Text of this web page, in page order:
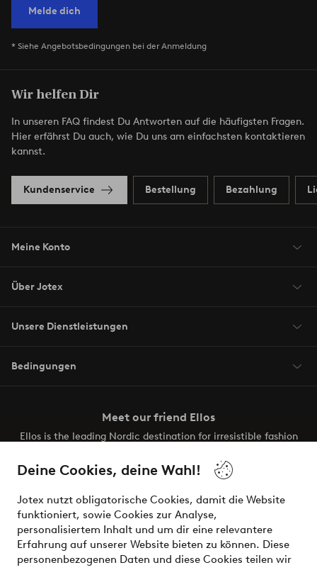
Deine Cookies, deine Wahl!
Jotex nutzt obligatorische Cookies, damit die Website
funktioniert, sowie Cookies zur Analyse,
personalisiertem Inhalt und um dir eine relevantere
Erfahrung auf unserer Website bieten zu können. Diese
personenbezogenen Daten und diese Cookies teilen wir
Melde dich
* Siehe Angebotsbedingungen bei der Anmeldung
Wir helfen Dir
In unseren FAQ findest Du Antworten auf die häufigsten Fragen.
Hier erfährst Du auch, wie Du uns am einfachsten kontaktieren
kannst.
Kundenservice Bestellung Bezahlung
Meine Konto
Über Jotex
Unsere Dienstleistungen
Bedingungen
Meet our friend Ellos
Ellos is the leading Nordic destination for irresistible fashion
the latest trends, curated to make finding your next look
effortless. It’s all here.
Visit Ellos